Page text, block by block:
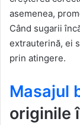
asemenea,
Când sugarii
extrauterină, ei
prin atingere.
Masajul
originile